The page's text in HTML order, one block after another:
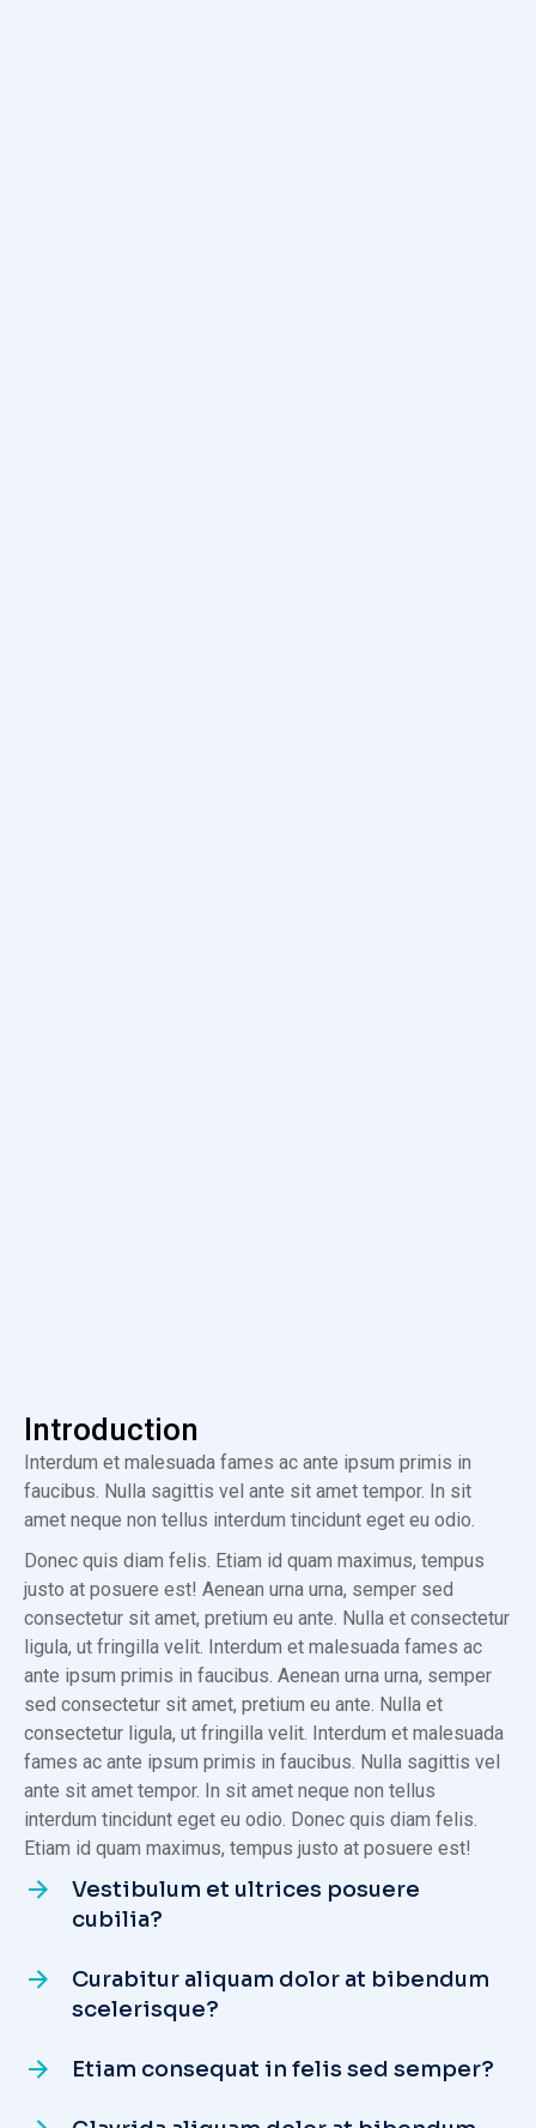
Introduction
Interdum et malesuada fames ac ante ipsum primis in
faucibus. Nulla sagittis vel ante sit amet tempor. In sit
amet neque non tellus interdum tincidunt eget eu odio.
Donec quis diam felis. Etiam id quam maximus, tempus
justo at posuere est! Aenean urna urna, semper sed
consectetur sit amet, pretium eu ante. Nulla et consectetur
ligula, ut fringilla velit. Interdum et malesuada fames ac
ante ipsum primis in faucibus. Aenean urna urna, semper
sed consectetur sit amet, pretium eu ante. Nulla et
consectetur ligula, ut fringilla velit. Interdum et malesuada
fames ac ante ipsum primis in faucibus. Nulla sagittis vel
ante sit amet tempor. In sit amet neque non tellus
interdum tincidunt eget eu odio. Donec quis diam felis.
Etiam id quam maximus, tempus justo at posuere est!
Vestibulum et ultrices posuere
cubilia?
Curabitur aliquam dolor at bibendum
scelerisque?
Etiam consequat in felis sed semper?